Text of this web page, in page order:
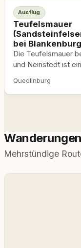
Ausflug
Teufelsmauer
bei
Die Teufelsmauer
und Neinstedt ist
Felsformation aus
83 Millionen Jahre
Quedlinburg
Mehrstündige